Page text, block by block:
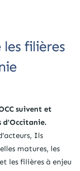
suivent et
Ils
matures, les
les filières à enjeu